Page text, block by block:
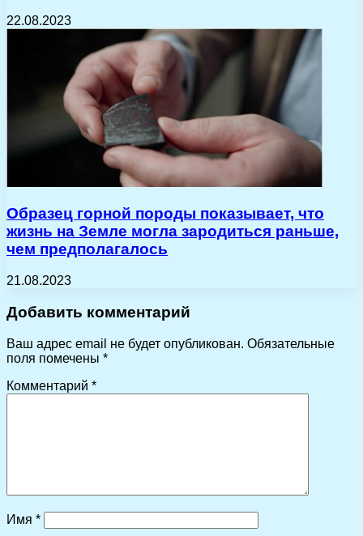
22.08.2023
Образец горной породы показывает, что
жизнь на Земле могла зародиться раньше,
чем предполагалось
21.08.2023
Добавить комментарий
Ваш адрес email не будет опубликован. Обязательные
поля помечены *
Комментарий *
Имя *